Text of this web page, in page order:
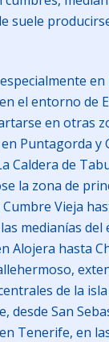
suele
el entorno de
en otras
Puntagorda y
Caldera de
la zona de
Vieja
medianías del
Alojera hasta
de la
desde San
Tenerife, en